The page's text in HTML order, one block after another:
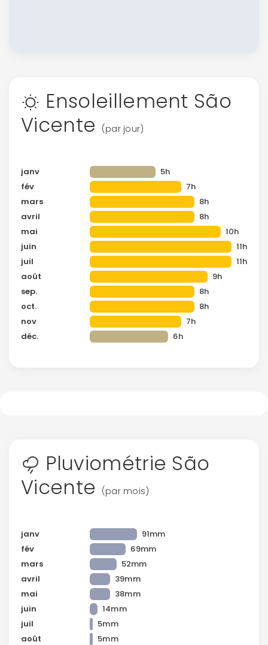
Ensoleillement São
Vicente
(par jour)
janv
5h
fév
7h
mars
8h
avril
8h
mai
10h
juin
11h
juil
11h
août
9h
sep.
8h
oct.
8h
nov
7h
déc.
6h
Pluviométrie São
Vicente
(par mois)
janv
91mm
fév
69mm
mars
52mm
avril
39mm
mai
38mm
juin
14mm
juil
5mm
août
5mm